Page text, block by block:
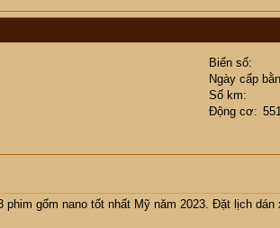
Biển số
Ngày cấp
Số km
Động cơ
gốm nano tốt nhất Mỹ năm 2023. Đặt lịch dán